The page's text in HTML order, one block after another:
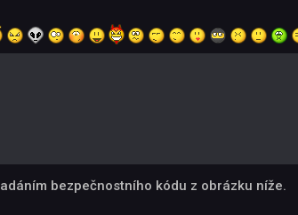
bezpečnostního kódu z obrázku níže.